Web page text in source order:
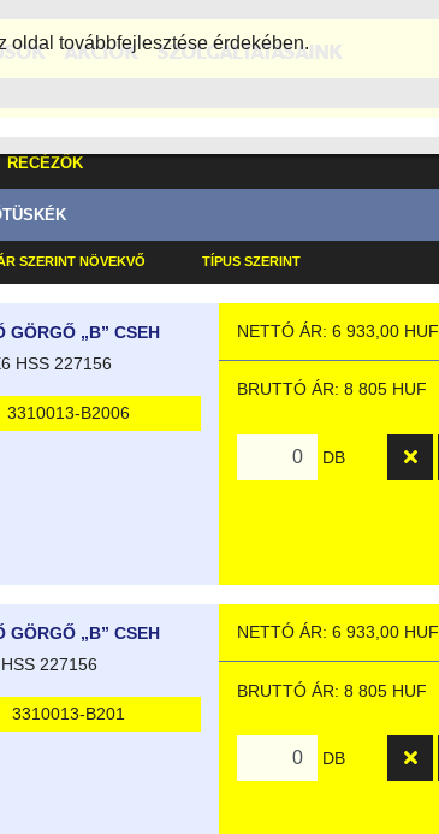
oldal továbbfejlesztése érdekében.
AKCIÓK SZOLGÁLTATÁSAINK
RECÉZŐK
SZERINT NÖVEKVŐ TÍPUS SZERINT
GÖRGŐ „B” CSEH
HSS 227156
3310013-B2006
NETTÓ ÁR: 6 933,00 HUF
BRUTTÓ ÁR: 8 805 HUF
DB
GÖRGŐ „B” CSEH
227156
3310013-B201
NETTÓ ÁR: 6 933,00 HUF
BRUTTÓ ÁR: 8 805 HUF
DB